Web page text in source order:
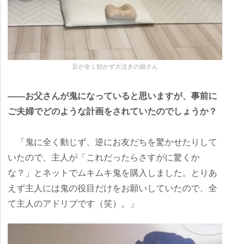
豆が全く効かず大泣きの娘さん
――お父さんが鬼になっていると思いますが、事前に
ご夫婦でどのような計画をされていたのでしょうか？
「鬼に全く動じず、逆にお友だちを驚かせたりして
いたので、主人が「これだったらさすがに驚くか
な？」とネットでムキムキ鬼を購入しました。とりあ
えず主人には鬼の役目だけをお願いしていたので、全
て主人のアドリブです（笑）。」